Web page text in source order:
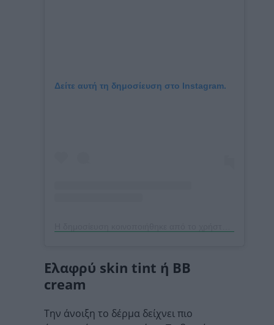
Δείτε αυτή τη δημοσίευση στο Instagram.
Ελαφρύ skin tint ή BB
cream
Την άνοιξη το δέρμα δείχνει πιο